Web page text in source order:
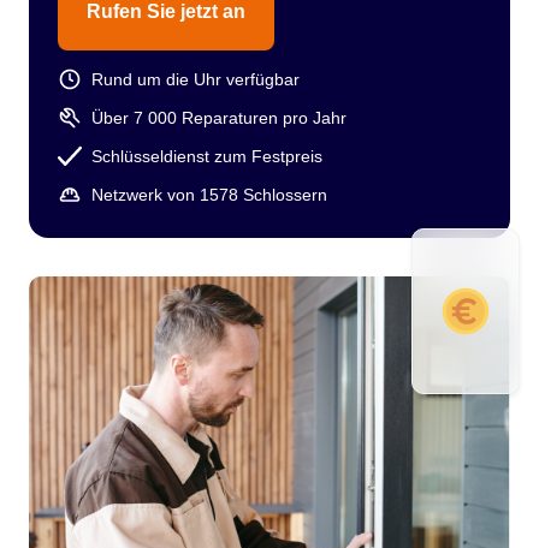
Rufen Sie jetzt an
Rund um die Uhr verfügbar
Über 7 000 Reparaturen pro Jahr
Schlüsseldienst zum Festpreis
Netzwerk von 1578 Schlossern